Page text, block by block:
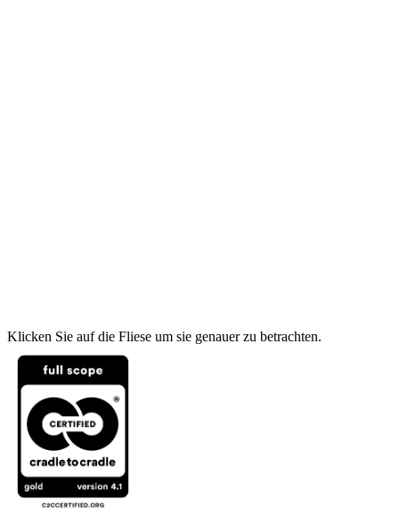
Klicken Sie auf die Fliese um sie genauer zu betrachten.